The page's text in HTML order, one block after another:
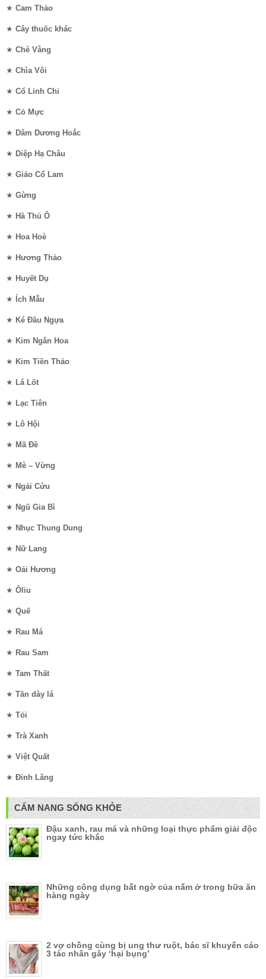
★ Cam Thảo
★ Cây thuốc khác
★ Chè Vằng
★ Chìa Vôi
★ Cổ Linh Chi
★ Cỏ Mực
★ Dâm Dương Hoắc
★ Diệp Hạ Châu
★ Giảo Cổ Lam
★ Gừng
★ Hà Thủ Ô
★ Hoa Hoè
★ Hương Thảo
★ Huyết Dụ
★ Ích Mẫu
★ Ké Đầu Ngựa
★ Kim Ngân Hoa
★ Kim Tiền Thảo
★ Lá Lốt
★ Lạc Tiên
★ Lô Hội
★ Mã Đề
★ Mè – Vừng
★ Ngải Cứu
★ Ngũ Gia Bì
★ Nhục Thung Dung
★ Nữ Lang
★ Oải Hương
★ Ôliu
★ Quế
★ Rau Má
★ Rau Sam
★ Tam Thất
★ Tần dày lá
★ Tỏi
★ Trà Xanh
★ Việt Quất
★ Đinh Lăng
CẨM NANG SỐNG KHỎE
Đậu xanh, rau má và những loại thực phẩm giải độc
ngay tức khắc
Những công dụng bất ngờ của nấm ở trong bữa ăn
hàng ngày
2 vợ chồng cùng bị ung thư ruột, bác sĩ khuyến cáo
3 tác nhân gây ‘hại bụng’